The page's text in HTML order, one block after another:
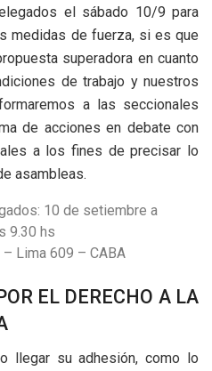
el sábado 10/9 para
medidas de fuerza, si es que
superadora en cuanto
de trabajo y nuestros
a las seccionales
de acciones en debate con
a los fines de precisar lo
asambleas.
10 de setiembre a
9.30 hs
– Lima 609 – CABA
EL DERECHO A LA
llegar su adhesión, como lo